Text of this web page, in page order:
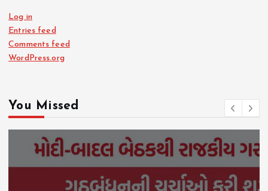
Log in
Entries feed
Comments feed
WordPress.org
You Missed